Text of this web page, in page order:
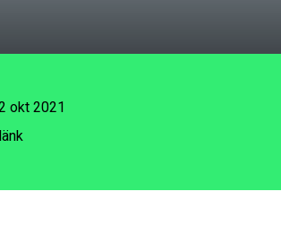
okt 2021